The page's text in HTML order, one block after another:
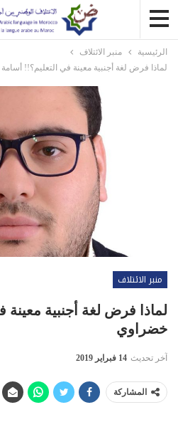
الرئيسية
منبر الائتلاف
لماذا فرض لغة أجنبية معينة في التعليم؟!!
منبر الائتلاف
لماذا فرض لغة أجنبية معينة
خضراوي
آخر تحديث 14 فبراير 2019
المشاركة